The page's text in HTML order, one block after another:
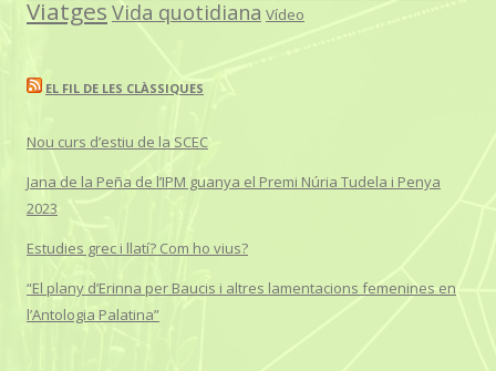
Viatges Vida quotidiana Vídeo
EL FIL DE LES CLÀSSIQUES
Nou curs d’estiu de la SCEC
Jana de la Peña de l’IPM guanya el Premi Núria Tudela i Penya
2023
Estudies grec i llatí? Com ho vius?
“El plany d’Erinna per Baucis i altres lamentacions femenines en
l’Antologia Palatina”